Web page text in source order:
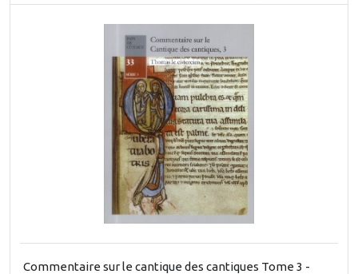
Commentaire sur le cantique des cantiques Tome 3 -